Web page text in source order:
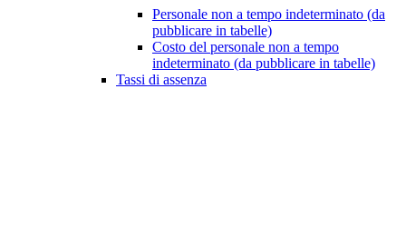
Personale non a tempo indeterminato (da
pubblicare in tabelle)
Costo del personale non a tempo
indeterminato (da pubblicare in tabelle)
Tassi di assenza